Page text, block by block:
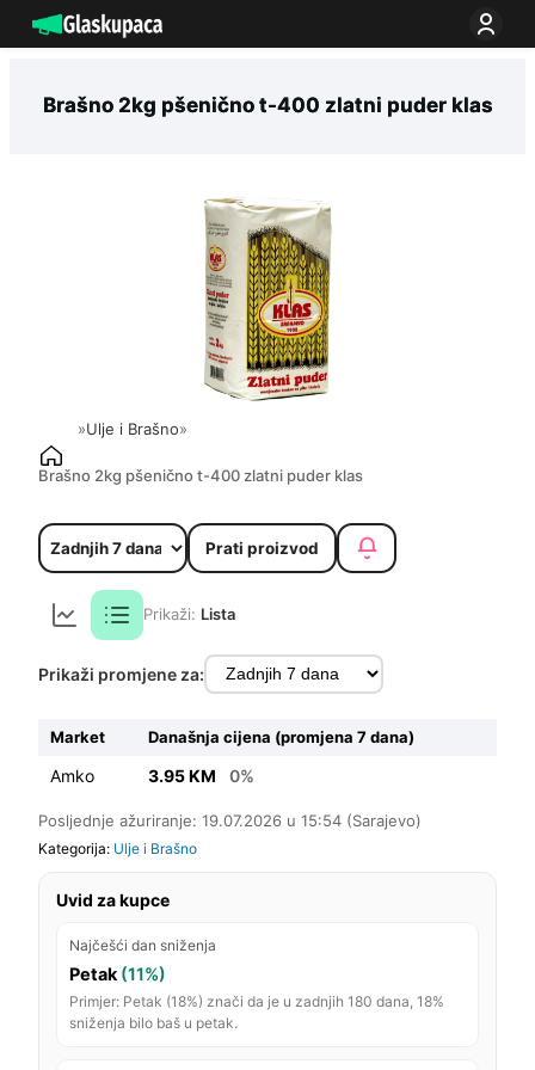
na
Brašno 2kg pšenično t-400 zlatni puder klas
»Ulje i Brašno»
Brašno 2kg pšenično t-400 zlatni puder klas
Prati proizvod
Prikaži: Lista
Prikaži promjene za:
Market Današnja cijena (promjena 7 dana)
Amko 3.95 KM 0%
Posljednje ažuriranje: 19.07.2026 u 15:54 (Sarajevo)
Kategorija: Ulje i Brašno
Uvid za kupce
Najčešći dan sniženja
Petak (11%)
Primjer: Petak (18%) znači da je u zadnjih 180 dana, 18%
sniženja bilo baš u petak.